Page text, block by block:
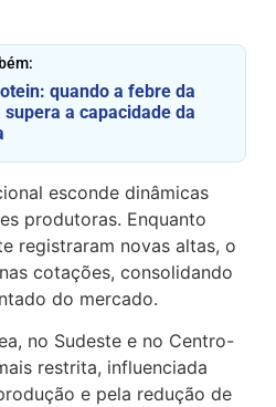
quando a febre da
a capacidade da
esconde dinâmicas
produtoras. Enquanto
registraram novas altas, o
cotações, consolidando
do mercado.
no Sudeste e no Centro-
restrita, influenciada
e pela redução de